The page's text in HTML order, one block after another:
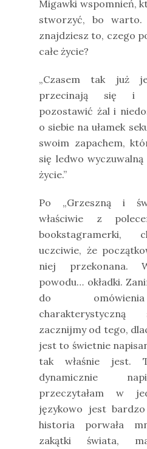
Migawki wspomnień,
stworzyć, bo
znajdziesz to, czego
całe życie?
„Czasem tak już
przecinają się i
pozostawić żal i
o siebie na ułamek
swoim zapachem,
się ledwo
życie.”
Po „Grzeszną i
właściwie z
bookstagramerki,
uczciwie, że
niej przekonana.
powodu… okładki.
do
zacznijmy od tego,
jest to świetnie
tak właśnie jest.
dynamicznie
przeczytałam w
językowo jest
historia porwała
zakątki świata,